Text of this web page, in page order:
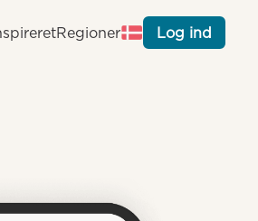
Regioner Log ind